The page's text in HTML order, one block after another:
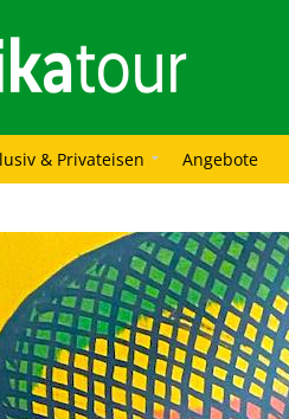
& Privateisen Angebote